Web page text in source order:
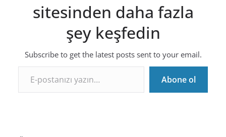
sitesinden daha fazla
şey keşfedin
Subscribe to get the latest posts sent to your email.
E-postanızı yazın…
Abone ol